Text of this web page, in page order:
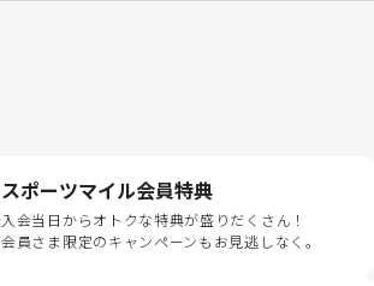
スポーツマイル会員特典
入会当日からオトクな特典が盛りだくさん！
会員さま限定のキャンペーンもお見逃しなく。